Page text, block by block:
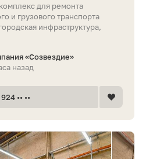
для ремонта
и грузового транспорта
инфраструктура,
«Созвездие»
назад
•• ••